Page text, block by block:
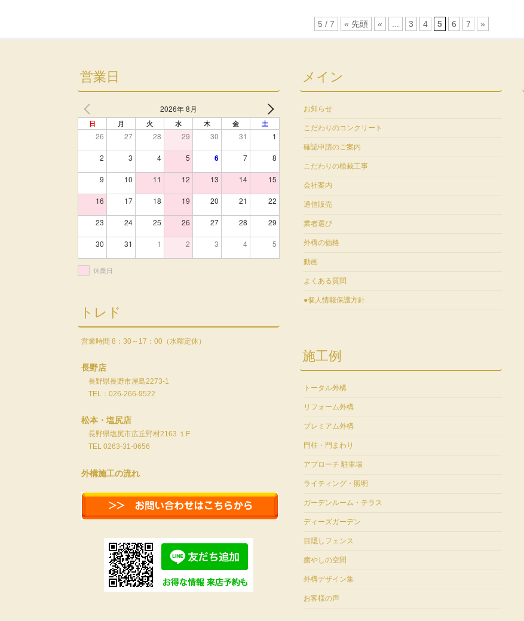
5 / 7 « 先頭 « ... 3 4 5 6 7 »
営業日
2026年 8月
日 月 火 水 木 金 土
26 27 28 29 30 31 1
2 3 4 5 6 7 8
9 10 11 12 13 14 15
16 17 18 19 20 21 22
23 24 25 26 27 28 29
30 31 1 2 3 4 5
休業日
トレド
営業時間 8：30～17：00（水曜定休）
長野店
長野県長野市屋島2273-1
TEL：026-266-9522
松本・塩尻店
長野県塩尻市広丘野村2163 １F
TEL 0263-31-0656
外構施工の流れ
メイン
お知らせ
こだわりのコンクリート
確認申請のご案内
こだわりの植栽工事
会社案内
通信販売
業者選び
外構の価格
動画
よくある質問
●個人情報保護方針
施工例
トータル外構
リフォーム外構
プレミアム外構
門柱・門まわり
アプローチ 駐車場
ライティング・照明
ガーデンルーム・テラス
ディーズガーデン
目隠しフェンス
癒やしの空間
外構デザイン集
お客様の声